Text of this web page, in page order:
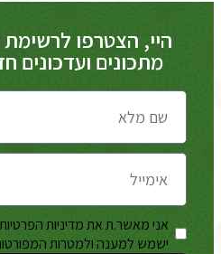
היי, הצטרפו לרשימת
מתכונים ועדכונים
אני מאשר.ת את מדיניות
ישמש למענה ולמטרות